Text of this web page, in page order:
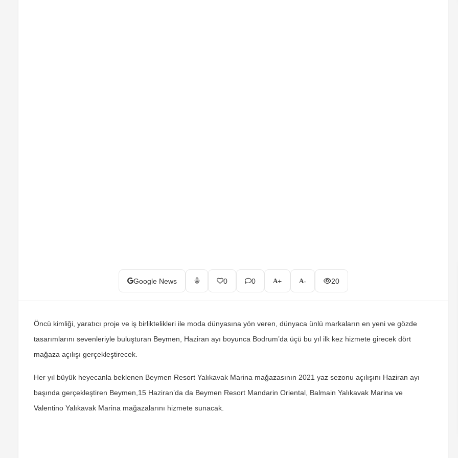
Google News 0 0 + - 20
Öncü kimliği, yaratıcı proje ve iş birliktelikleri ile moda dünyasına yön veren, dünyaca ünlü markaların en yeni ve gözde
tasarımlarını sevenleriyle buluşturan Beymen, Haziran ayı boyunca Bodrum’da üçü bu yıl ilk kez hizmete girecek dört
mağaza açılışı gerçekleştirecek.
Her yıl büyük heyecanla beklenen Beymen Resort Yalıkavak Marina mağazasının 2021 yaz sezonu açılışını Haziran ayı
başında gerçekleştiren Beymen,15 Haziran’da da Beymen Resort Mandarin Oriental, Balmain Yalıkavak Marina ve
Valentino Yalıkavak Marina mağazalarını hizmete sunacak.